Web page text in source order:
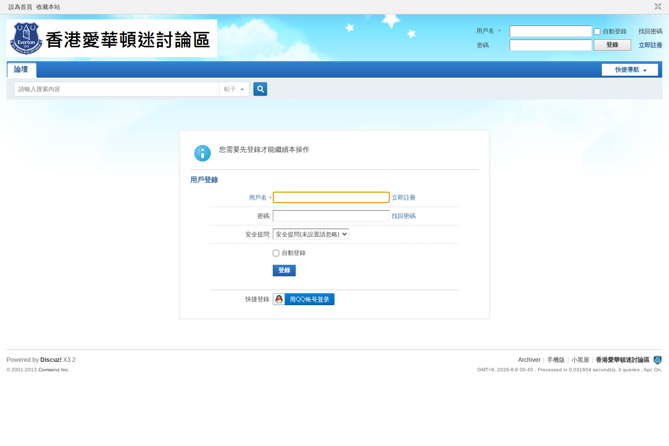
設為首頁 收藏本站
用戶名 自動登錄
找回密碼
密碼
登錄 立即註冊
快捷導航
論壇
帖子
索
您需要先登錄才能繼續本操作
用戶登錄
用戶名 立即註冊
密碼: 找回密碼
安全提問:
自動登錄
登錄
快捷登錄:
Archiver 手機版 小黑屋 香港愛華頓迷討論區
GMT+8, 2026-8-8 00:40 , Processed in 0.031604 second(s), 3 queries , Apc On.
Powered by Discuz! X3.2
© 2001-2013Comsenz Inc.